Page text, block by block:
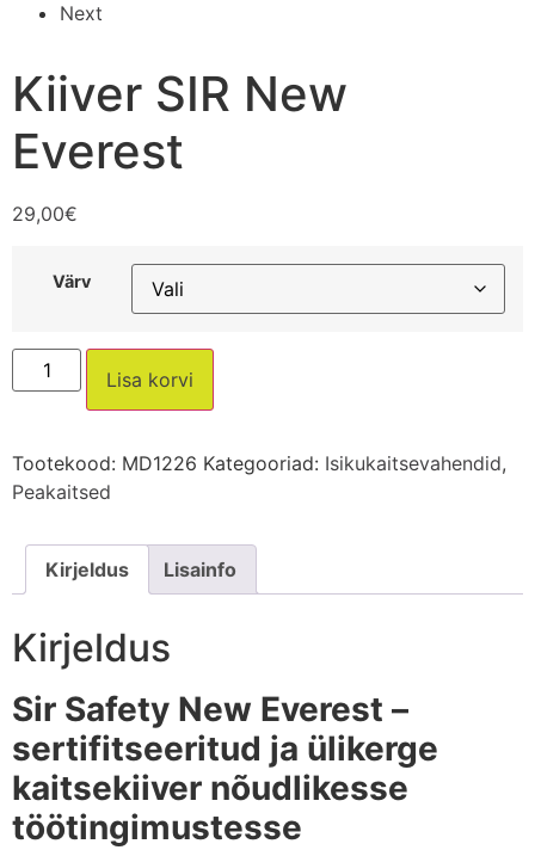
Next
Kiiver SIR New
Everest
29,00€
Värv
Lisa korvi
Tootekood: MD1226 Kategooriad: Isikukaitsevahendid,
Peakaitsed
Kirjeldus Lisainfo
Kirjeldus
Sir Safety New Everest –
sertifitseeritud ja ülikerge
kaitsekiiver nõudlikesse
töötingimustesse